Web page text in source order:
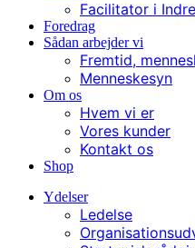
Facilitator i
Foredrag
Sådan arbejder vi
Fremtid,
Menneskesyn
Om os
Hvem vi er
Vores kunder
Kontakt os
Shop
Ydelser
Ledelse